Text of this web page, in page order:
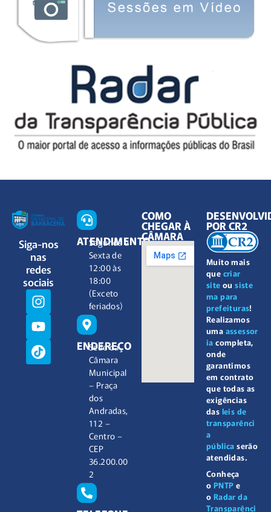
Siga-nos
nas
redes
sociais
ATENDIMENTO
Segunda à
Sexta de
12:00 às
18:00
(Exceto
feriados)
ENDEREÇO
Sede da
Câmara
Municipal
– Praça
dos
Andradas,
112 –
Centro –
CEP
36.200.00
2
COMO
CHEGAR À
CÂMARA
Muito mais
que criar
site ousiste
ma para
prefeituras!
Realizamos
uma assessor
ia completa,
onde
garantimos
em contrato
que todas as
exigências
das leis de
transparênci
a
pública serão
atendidas.
Conheça
o PNTP e
o Radar da
Transparênci
POR CR2